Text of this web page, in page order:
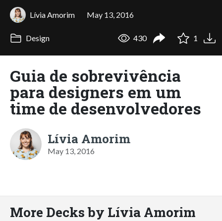
Lívia Amorim May 13, 2016
Design 430 1
Guia de sobrevivência
para designers em um
time de desenvolvedores
Lívia Amorim
May 13, 2016
More Decks by Lívia Amorim